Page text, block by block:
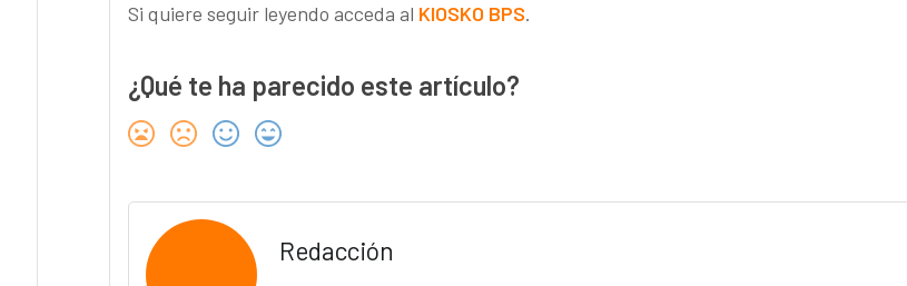
Si quiere seguir leyendo acceda al KIOSKO BPS.
¿Qué te ha parecido este artículo?
Redacción